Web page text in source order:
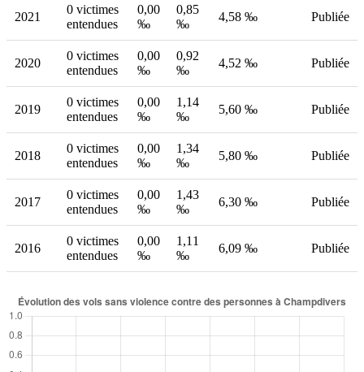
2021
0 victimes
entendues
0,00
‰
0,85
‰
4,58 ‰ Publiée
2020
0 victimes
entendues
0,00
‰
0,92
‰
4,52 ‰ Publiée
2019
0 victimes
entendues
0,00
‰
1,14
‰
5,60 ‰ Publiée
2018
0 victimes
entendues
0,00
‰
1,34
‰
5,80 ‰ Publiée
2017
0 victimes
entendues
0,00
‰
1,43
‰
6,30 ‰ Publiée
2016
0 victimes
entendues
0,00
‰
1,11
‰
6,09 ‰ Publiée